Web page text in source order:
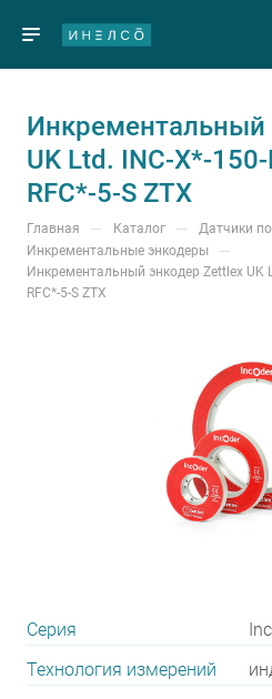
Инкрементальный
UK Ltd. INC-X*-150-
RFC*-5-S ZTX
Главная — Каталог — Датчики
Инкрементальные энкодеры —
Инкрементальный энкодер Zettlex UK
RFC*-5-S ZTX
Серия
Технология измерений